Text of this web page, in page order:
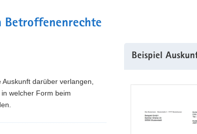
Betroffenenrechte
darüber verlangen,
welcher Form beim
Beispiel